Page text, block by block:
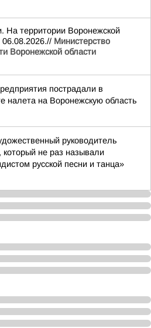
На территории Воронежской
Министерство
Воронежской области
пострадали в
налета на Воронежскую область
руководитель
который не раз называли
русской песни и танца»